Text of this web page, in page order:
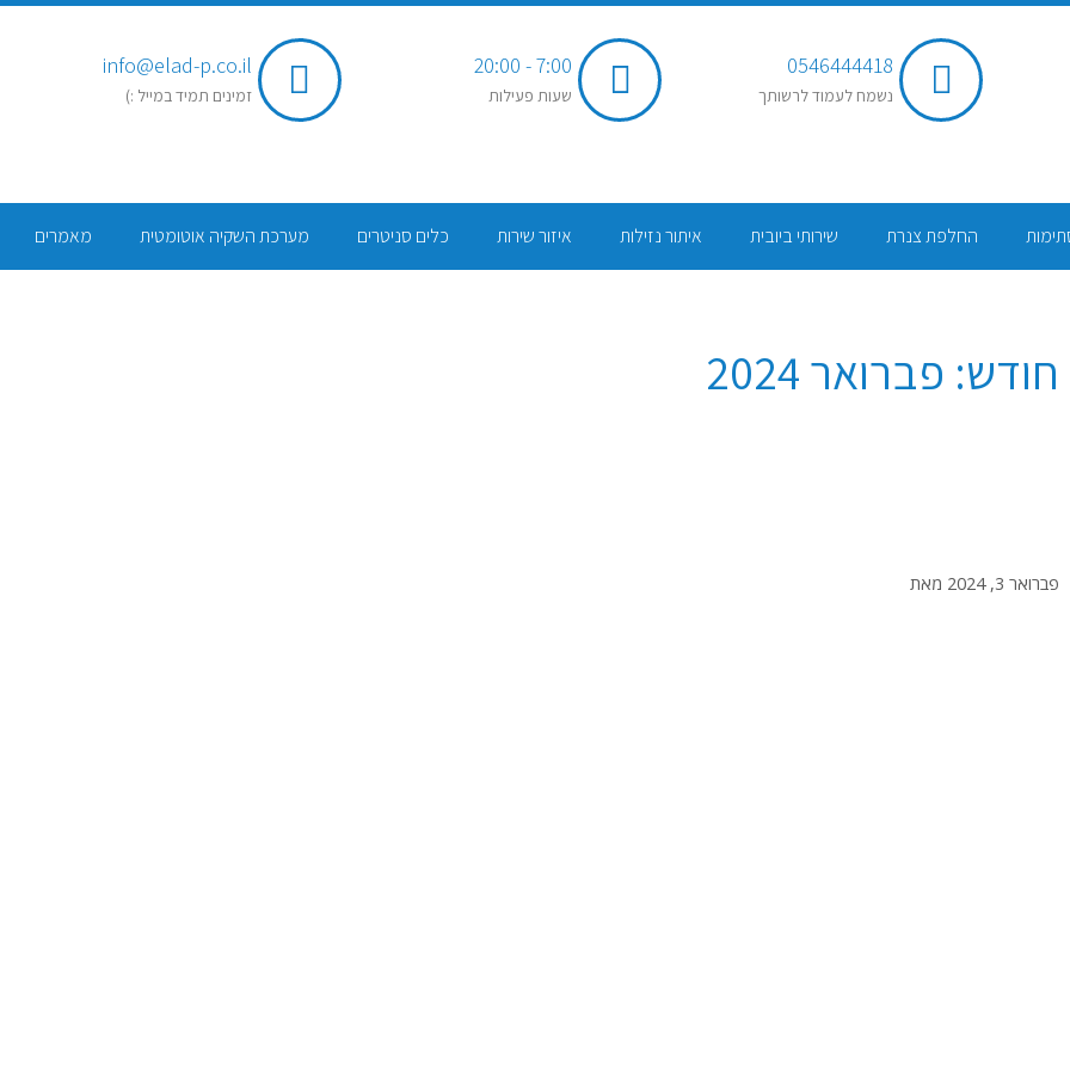
0546444418
נשמח לעמוד לרשותך
7:00 - 20:00
שעות פעילות
info@elad-p.co.il
זמינים תמיד במייל :)
החלפת צנרת שירותי ביובית איתור נזילות איזור שירות כלים סניטרים מערכת השקיה אוטומטית מאמרים
חודש: פברואר 2024
פברואר 3, 2024 מאת